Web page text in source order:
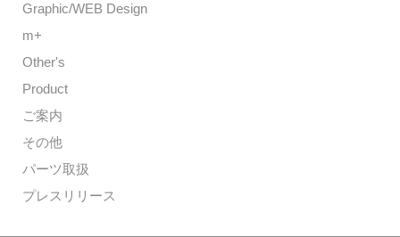
Graphic/WEB Design
m+
Other's
Product
ご案内
その他
パーツ取扱
プレスリリース